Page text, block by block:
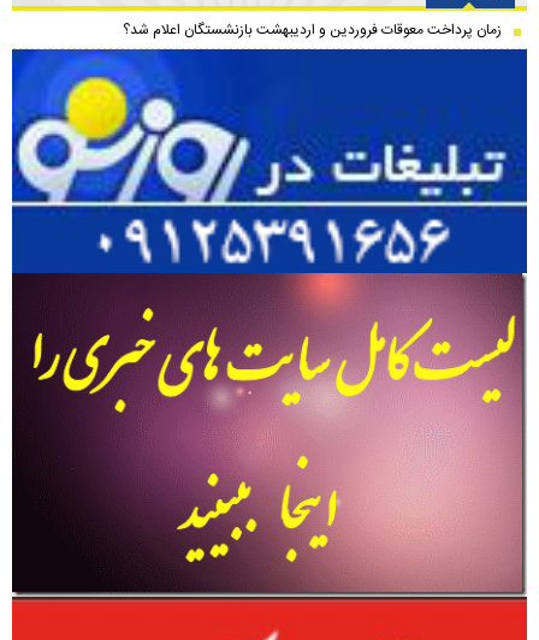
زمان پرداخت معوقات فروردین و اردیبهشت بازنشستگان اعلام شد؟